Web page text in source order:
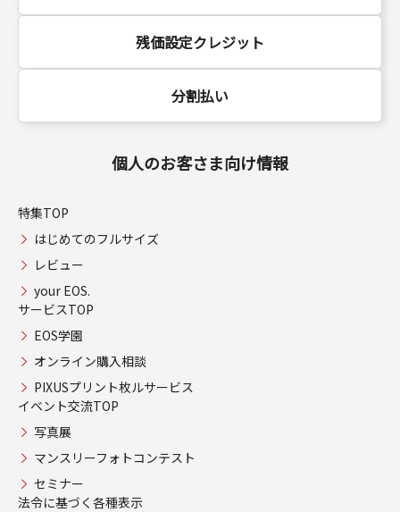
残価設定クレジット
分割払い
個人のお客さま向け情報
特集TOP
はじめてのフルサイズ
レビュー
your EOS.
サービスTOP
EOS学園
オンライン購入相談
PIXUSプリント枚ルサービス
イベント交流TOP
写真展
マンスリーフォトコンテスト
セミナー
法令に基づく各種表示